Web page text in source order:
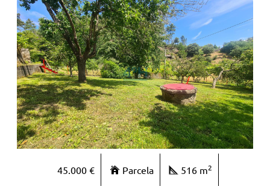
45.000 € Parcela 516 m2